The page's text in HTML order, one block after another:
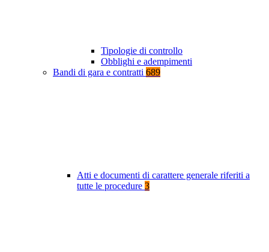
Tipologie di controllo
Obblighi e adempimenti
Bandi di gara e contratti 689
Atti e documenti di carattere generale riferiti a
tutte le procedure 3